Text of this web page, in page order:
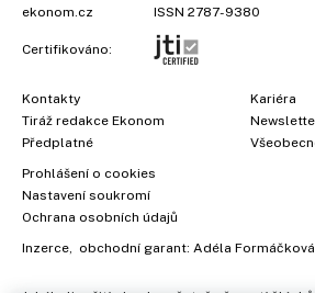
ekonom.cz
ISSN 2787-9380
Certifikováno:
Kontakty
Tiráž redakce Ekonom
Předplatné
Kariéra
Prohlášení o cookies
Nastavení soukromí
Ochrana osobních údajů
Inzerce, obchodní garant: Adéla Formáčková